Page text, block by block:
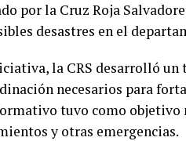
por la Cruz Roja
desastres en el
la CRS desarrolló
necesarios para
tuvo como objetivo
y otras emergencias.